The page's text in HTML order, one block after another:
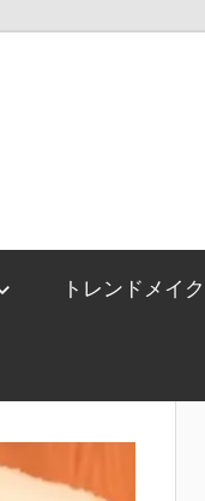
トレンドメイク